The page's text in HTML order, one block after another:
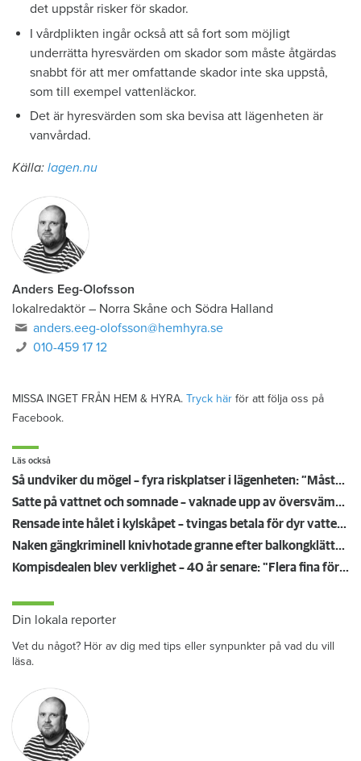
det uppstår risker för skador.
I vårdplikten ingår också att så fort som möjligt
underrätta hyresvärden om skador som måste åtgärdas
snabbt för att mer omfattande skador inte ska uppstå,
som till exempel vattenläckor.
Det är hyresvärden som ska bevisa att lägenheten är
vanvårdad.
Källa: lagen.nu
Anders Eeg-Olofsson
lokalredaktör – Norra Skåne och Södra Halland
anders.eeg-olofsson@hemhyra.se
010-459 17 12
MISSA INGET FRÅN HEM & HYRA. Tryck här för att följa oss på
Facebook.
Läs också
Så undviker du mögel – fyra riskplatser i lägenheten: ”Måste städa bort”
Satte på vattnet och somnade – vaknade upp av översvämning hos grannen
Rensade inte hålet i kylskåpet – tvingas betala för dyr vattenskada
Naken gängkriminell knivhotade granne efter balkongklättring
Kompisdealen blev verklighet – 40 år senare: "Flera fina fördelar med att dela bostad"
Din lokala reporter
Vet du något? Hör av dig med tips eller synpunkter på vad du vill
läsa.